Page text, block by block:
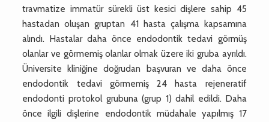
travmatize immatür sürekli üst kesici dişlere sahip 45
hastadan oluşan gruptan 41 hasta çalışma kapsamına
alındı. Hastalar daha önce endodontik tedavi görmüş
olanlar ve görmemiş olanlar olmak üzere iki gruba ayrıldı.
Üniversite kliniğine doğrudan başvuran ve daha önce
endodontik tedavi görmemiş 24 hasta rejeneratif
endodonti protokol grubuna (grup 1) dahil edildi. Daha
önce ilgili dişlerine endodontik müdahale yapılmış 17